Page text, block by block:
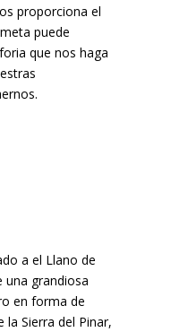
proporciona el
puede
que nos haga
a el Llano de
una grandiosa
en forma de
la Sierra del Pinar,